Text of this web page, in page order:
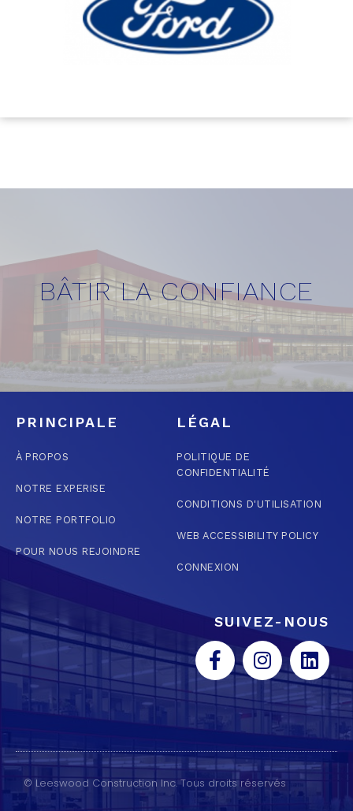
BÂTIR LA CONFIANCE
PRINCIPALE
À PROPOS
NOTRE EXPERISE
NOTRE PORTFOLIO
POUR NOUS REJOINDRE
LÉGAL
POLITIQUE DE
CONFIDENTIALITÉ
CONDITIONS D'UTILISATION
WEB ACCESSIBILITY POLICY
CONNEXION
SUIVEZ-NOUS
© Leeswood Construction Inc. Tous droits réservés